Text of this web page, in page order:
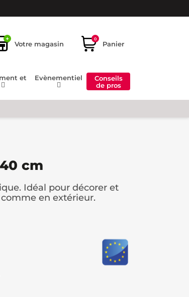
+
Votre magasin
0
Panier
et
Evènementiel
Conseils
de pros
cm
Idéal pour décorer et
en extérieur.